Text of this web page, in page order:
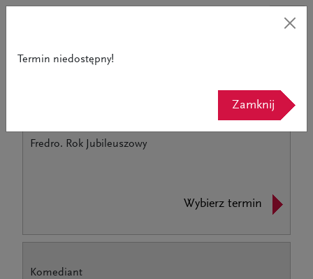
Fredro. Rok Jubileuszowy
Wybierz termin
Komediant
Termin niedostępny!
Zamknij